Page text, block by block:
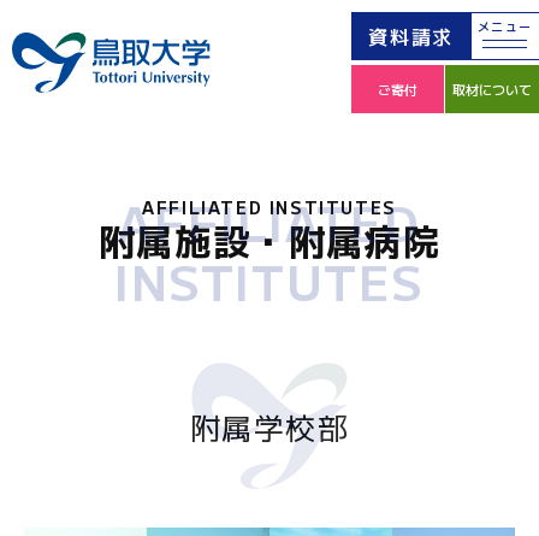
資料請求 メニュー
ご寄付 取材について
AFFILIATED INSTITUTES
附属施設・附属病院
AFFILIATED
INSTITUTES
附属学校部